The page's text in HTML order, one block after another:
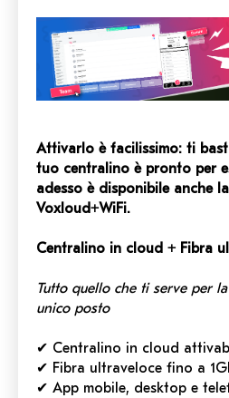
Attivarlo è facilissimo: ti
tuo centralino è pronto per
adesso è disponibile anche
Voxloud+WiFi.
Centralino in cloud + Fibra
Tutto quello che ti serve per
unico posto
✔ Centralino in cloud
✔ Fibra ultraveloce fino a
✔ App mobile, desktop e